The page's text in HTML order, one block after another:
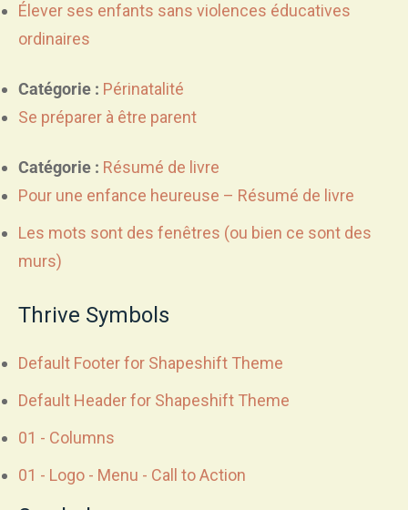
Élever ses enfants sans violences éducatives
ordinaires
Catégorie : Périnatalité
Se préparer à être parent
Catégorie : Résumé de livre
Pour une enfance heureuse – Résumé de livre
Les mots sont des fenêtres (ou bien ce sont des
murs)
Thrive Symbols
Default Footer for Shapeshift Theme
Default Header for Shapeshift Theme
01 - Columns
01 - Logo - Menu - Call to Action